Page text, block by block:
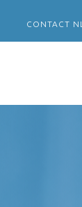
CONTACT NL